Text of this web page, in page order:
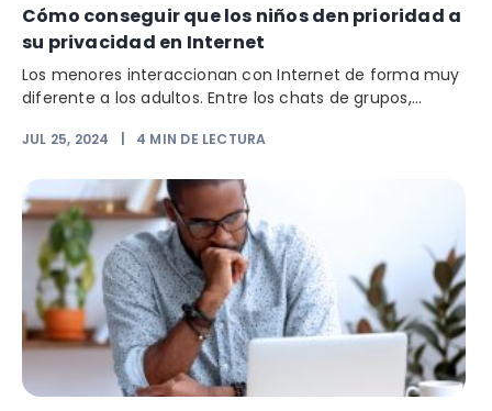
Cómo conseguir que los niños den prioridad a
su privacidad en Internet
Los menores interaccionan con Internet de forma muy
diferente a los adultos. Entre los chats de grupos,...
JUL 25, 2024 4 MIN DE LECTURA